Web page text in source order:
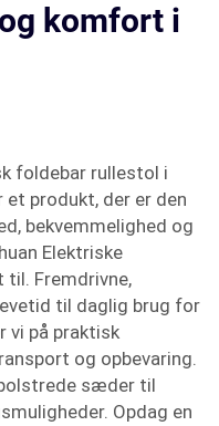
komfort i
foldebar rullestol i
produkt, der er den
bekvemmelighed og
Elektriske
til. Fremdrivne,
til daglig brug for
vi på praktisk
og opbevaring.
sæder til
Opdag en